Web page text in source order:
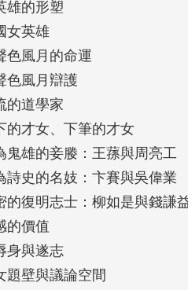
雄的形塑
女英雄
色風月的命運
色風月辯護
的道學家
的才女、下筆的才女
鬼雄的妾媵：王蓀與周亮工
詩史的名妓：卞賽與吳偉業
的復明志士：柳如是與錢謙
的價值
身與遂志
題壁與議論空間